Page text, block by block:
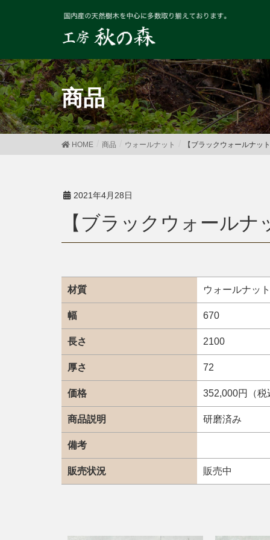
商品
HOME 商品 ウォールナット 【ブラックウォールナッ
2021年4月28日
【ブラックウォール
材質 ウォールナット
幅 670
長さ 2100
厚さ 72
価格 352,000円（税
商品説明 研磨済み
備考
販売状況 販売中